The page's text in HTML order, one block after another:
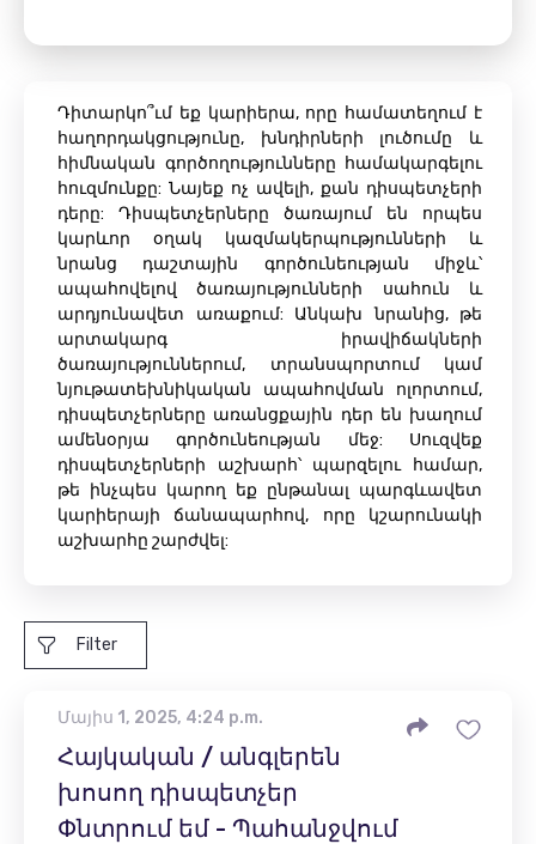
Դիտարկո՞ւմ եք կարիերա, որը համատեղում է
հաղորդակցությունը, խնդիրների լուծումը և
հիմնական գործողությունները համակարգելու
հուզմունքը: Նայեք ոչ ավելի, քան դիսպետչերի
դերը: Դիսպետչերները ծառայում են որպես
կարևոր օղակ կազմակերպությունների և
նրանց դաշտային գործունեության միջև՝
ապահովելով ծառայությունների սահուն և
արդյունավետ առաքում: Անկախ նրանից, թե
արտակարգ իրավիճակների
ծառայություններում, տրանսպորտում կամ
նյութատեխնիկական ապահովման ոլորտում,
դիսպետչերները առանցքային դեր են խաղում
ամենօրյա գործունեության մեջ: Սուզվեք
դիսպետչերների աշխարհ՝ պարզելու համար,
թե ինչպես կարող եք ընթանալ պարգևավետ
կարիերայի ճանապարհով, որը կշարունակի
աշխարհը շարժվել:
Filter
Մայիս 1, 2025, 4:24 p.m.
Հայկական / անգլերեն
խոսող դիսպետչեր
Փնտրում եմ - Պահանջվում